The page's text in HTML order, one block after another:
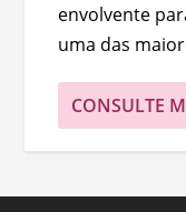
envolvente
uma das
CONSULTE